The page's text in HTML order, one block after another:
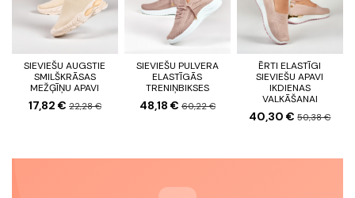
SIEVIEŠU AUGSTIE
SMILŠKRĀSAS
MEŽĢĪŅU APAVI
17,82 € 22,28 €
SIEVIEŠU PULVERA
ELASTĪGĀS
TRENIŅBIKSES
48,18 € 60,22 €
ĒRTI ELASTĪGI
SIEVIEŠU APAVI
IKDIENAS
VALKĀŠANAI
40,30 €50,38 €